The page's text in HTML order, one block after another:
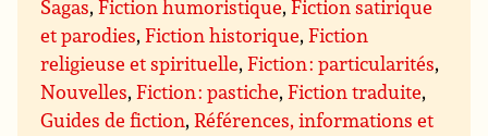
Sagas,Fiction humoristique,Fiction satirique
et parodies,Fiction historique,Fiction
religieuse et spirituelle,Fiction : particularités,
Nouvelles,Fiction : pastiche,Fiction traduite,
Guides de fiction,Références, informations et